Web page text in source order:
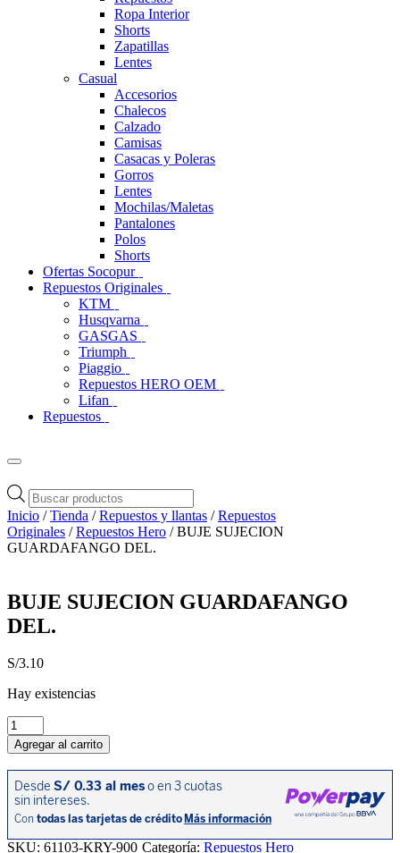
Ropa Interior
Shorts
Zapatillas
Lentes
Casual
Accesorios
Chalecos
Calzado
Camisas
Casacas y Poleras
Gorros
Lentes
Mochilas/Maletas
Pantalones
Polos
Shorts
Ofertas Socopur
Repuestos Originales
KTM
Husqvarna
GASGAS
Triumph
Piaggio
Repuestos HERO OEM
Lifan
Repuestos
Búsqueda
de
productos
Inicio /Tienda /Repuestos y llantas /Repuestos
Originales /Repuestos Hero / BUJE SUJECION
GUARDAFANGO DEL.
BUJE SUJECION GUARDAFANGO
DEL.
S/3.10
Hay existencias
BUJE
SUJECION
GUARDAFANGO
DEL.
cantidad
Agregar al carrito
SKU: 61103-KRY-900 Categoría: Repuestos Hero